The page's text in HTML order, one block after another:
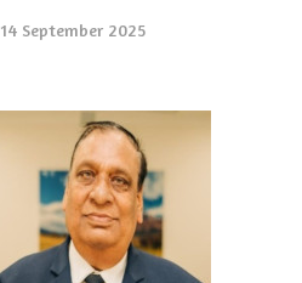
14 September 2025